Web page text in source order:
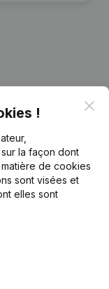
Autres
- Modification
!
la façon dont
de cookies
sont visées et
elles sont